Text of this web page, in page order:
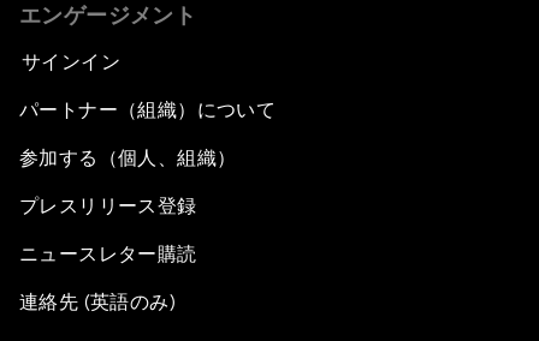
エンゲージメント
サインイン
パートナー（組織）について
参加する（個人、組織）
プレスリリース登録
ニュースレター購読
連絡先 (英語のみ)